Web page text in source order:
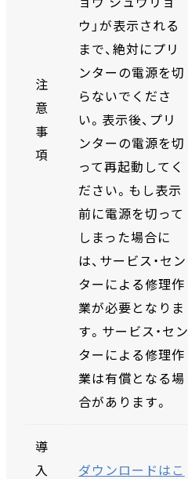
注
意
事
項
ウ」が表示される
まで、絶対にプリ
ンターの電源を切
らないでくださ
い。表示後、プリ
ンターの電源を切
って再起動してく
ださい。もし表示
前に電源を切って
しまった場合に
は、サービス・セン
ターによる修理作
業が必要となりま
す。サービス・セン
ターによる修理作
業は有償となる場
合があります。
導
入
ダウンロードはこ